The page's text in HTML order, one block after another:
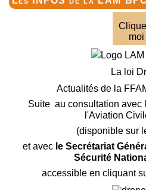
moi
La loi
Actualités de la
Suite au consultation avec
l'Aviation
(disponible sur
et avec le Secrétariat
Sécurité
accessible en cliquant